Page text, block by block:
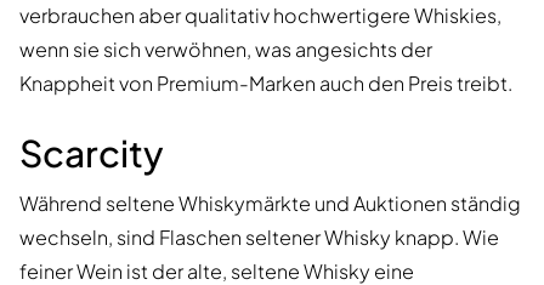
verbrauchen aber qualitativ hochwertigere Whiskies,
wenn sie sich verwöhnen, was angesichts der
Knappheit von Premium-Marken auch den Preis treibt.
Scarcity
Während seltene Whiskymärkte und Auktionen ständig
wechseln, sind Flaschen seltener Whisky knapp. Wie
feiner Wein ist der alte, seltene Whisky eine